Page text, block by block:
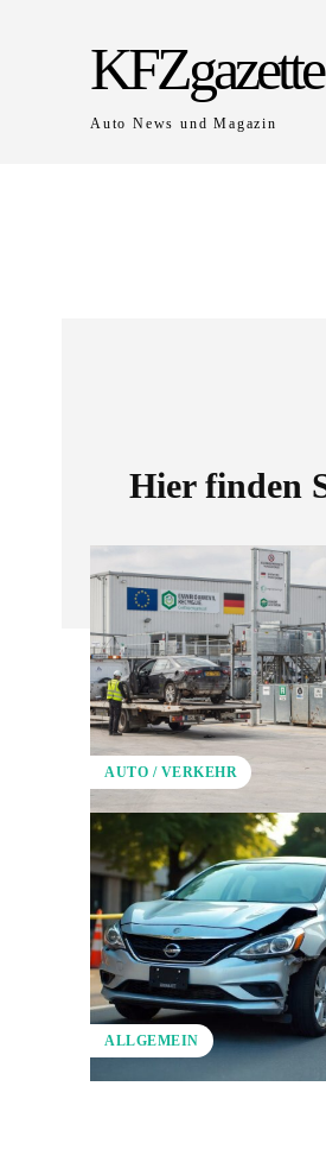
Auto News und Magazin
Hier finden
AUTO / VERKEHR
ALLGEMEIN